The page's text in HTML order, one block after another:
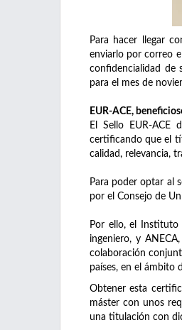
Para hacer llegar
enviarlo por correo
confidencialidad de
para el mes de
EUR-ACE,
El Sello EUR-ACE
certificando que el
calidad, relevancia,
Para poder optar al
por el Consejo de
Por ello, el Instituto
ingeniero, y
colaboración
países, en el ámbito
Obtener esta
máster con unos
una titulación con